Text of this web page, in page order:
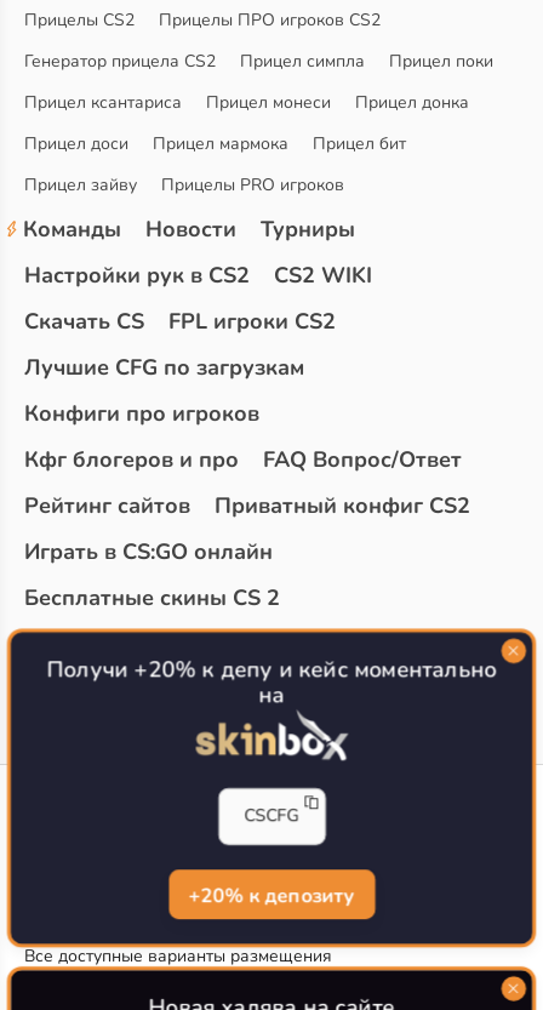
Прицелы CS2
Прицелы ПРО игроков CS2
Генератор прицела CS2
Прицел симпла
Прицел поки
Прицел ксантариса
Прицел монеси
Прицел донка
Прицел доси
Прицел мармока
Прицел бит
Прицел зайву
Прицелы PRO игроков
Команды Новости
Турниры
Настройки рук в CS2
CS2 WIKI
Скачать CS
FPL игроки CS2
Лучшие CFG по загрузкам
Конфиги про игроков
Кфг блогеров и про
FAQ Вопрос/Ответ
Рейтинг сайтов
Приватный конфиг CS2
Играть в CS:GO онлайн
Бесплатные скины CS 2
CS-CONFIG.com © 2020-2026 г.
Политика конфиденциальности
РЕКЛАМА НА САЙТЕ
Все доступные варианты размещения
Согласие на обработку данных
О CS-CONFIG.COM
Получи +20% к депу и кейс моментально
на
CSCFG
+20% к депозиту